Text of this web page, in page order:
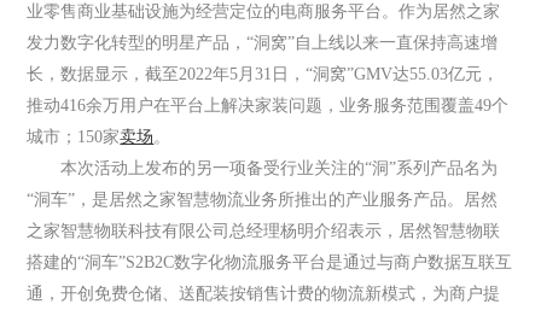
业零售商业基础设施为经营定位的电商服务平台。作为居然之家
发力数字化转型的明星产品，“洞窝”自上线以来一直保持高速增
长，数据显示，截至2022年5月31日，“洞窝”GMV达55.03亿元，
推动416余万用户在平台上解决家装问题，业务服务范围覆盖49个
城市；150家卖场。
本次活动上发布的另一项备受行业关注的“洞”系列产品名为
“洞车”，是居然之家智慧物流业务所推出的产业服务产品。居然
之家智慧物联科技有限公司总经理杨明介绍表示，居然智慧物联
搭建的“洞车”S2B2C数字化物流服务平台是通过与商户数据互联互
通，开创免费仓储、送配装按销售计费的物流新模式，为商户提